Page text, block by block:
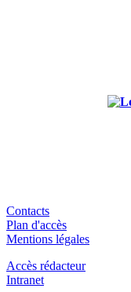
Contacts
Plan d'accès
Mentions légales
Accès rédacteur
Intranet